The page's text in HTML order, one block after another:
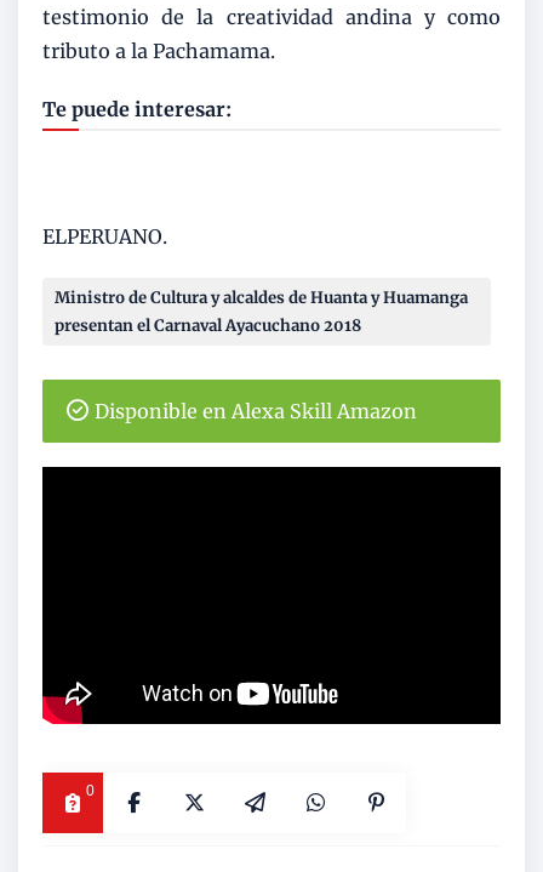
testimonio de la creatividad andina y como
tributo a la Pachamama.
Te puede interesar:
ELPERUANO.
Ministro de Cultura y alcaldes de Huanta y Huamanga
presentan el Carnaval Ayacuchano 2018
Disponible en Alexa Skill Amazon
0